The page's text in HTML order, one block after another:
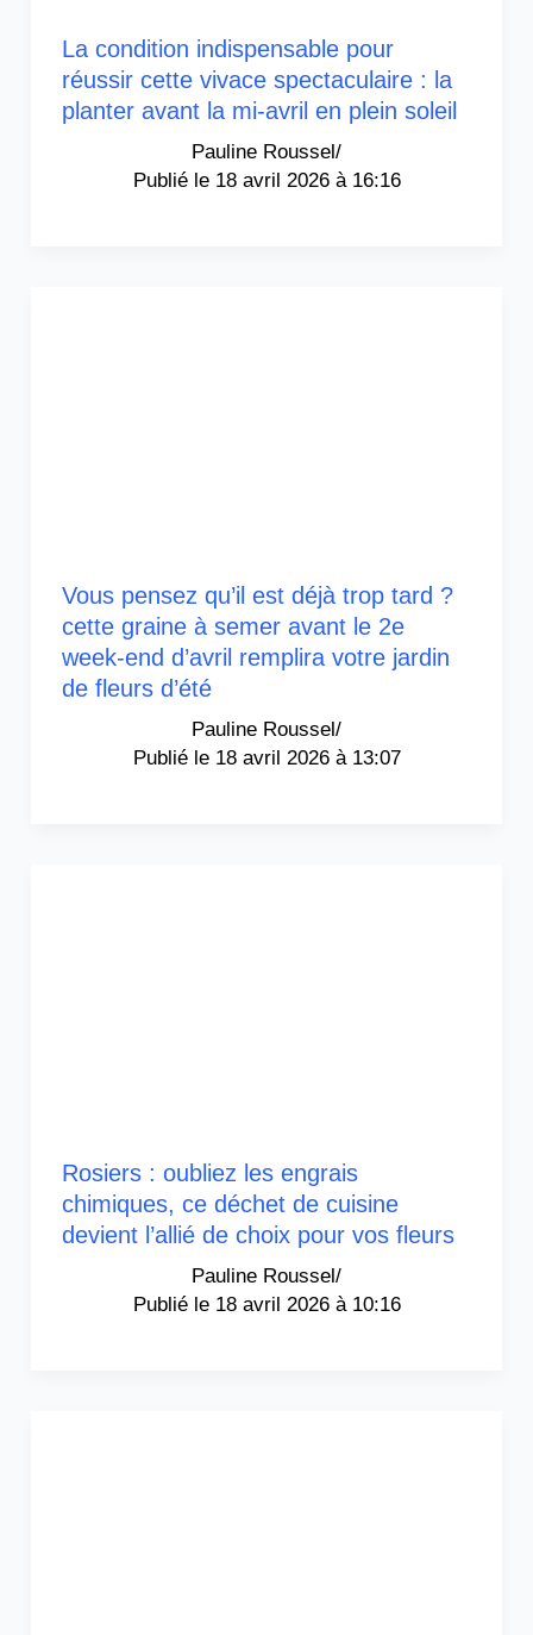
La condition indispensable pour
réussir cette vivace spectaculaire : la
planter avant la mi-avril en plein soleil
Pauline Roussel/
18 avril 2026 à 16:16
Vous pensez qu’il est déjà trop tard ?
cette graine à semer avant le 2e
week-end d’avril remplira votre jardin
de fleurs d’été
Pauline Roussel/
18 avril 2026 à 13:07
Rosiers : oubliez les engrais
chimiques, ce déchet de cuisine
devient l’allié de choix pour vos fleurs
Pauline Roussel/
18 avril 2026 à 10:16